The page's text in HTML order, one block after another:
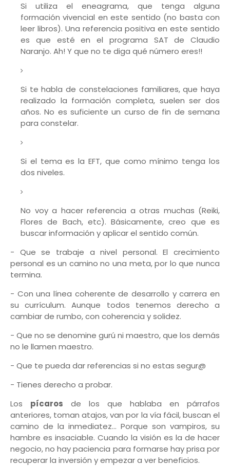
Si utiliza el eneagrama, que tenga alguna
formación vivencial en este sentido (no basta con
leer libros). Una referencia positiva en este sentido
es que esté en el programa SAT de Claudio
Naranjo. Ah! Y que no te diga qué número eres!!
Si te habla de constelaciones familiares, que haya
realizado la formación completa, suelen ser dos
años. No es suficiente un curso de fin de semana
para constelar.
Si el tema es la EFT, que como mínimo tenga los
dos niveles.
No voy a hacer referencia a otras muchas (Reiki,
Flores de Bach, etc). Básicamente, creo que es
buscar información y aplicar el sentido común.
- Que se trabaje a nivel personal. El crecimiento
personal es un camino no una meta, por lo que nunca
termina.
- Con una línea coherente de desarrollo y carrera en
su currículum. Aunque todos tenemos derecho a
cambiar de rumbo, con coherencia y solidez.
- Que no se denomine gurú ni maestro, que los demás
no le llamen maestro.
- Que te pueda dar referencias si no estas segur@
- Tienes derecho a probar.
Los pícaros de los que hablaba en párrafos
anteriores, toman atajos, van por la vía fácil, buscan el
camino de la inmediatez… Porque son vampiros, su
hambre es insaciable. Cuando la visión es la de hacer
negocio, no hay paciencia para formarse hay prisa por
recuperar la inversión y empezar a ver beneficios.